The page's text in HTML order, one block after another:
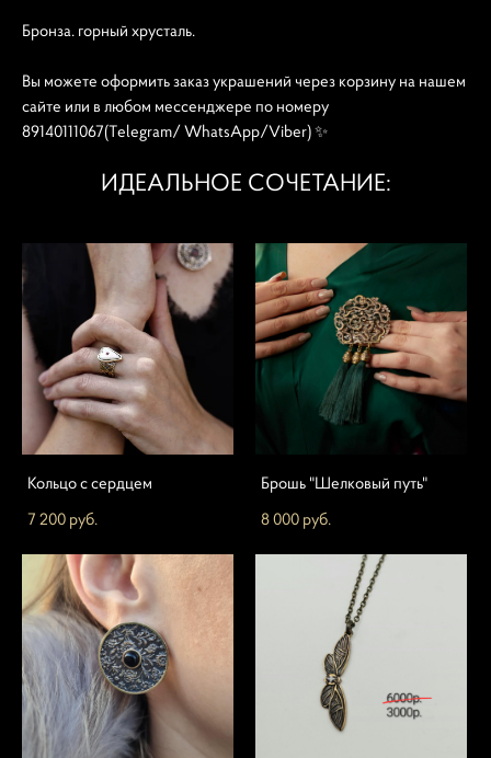
Бронза. горный хрусталь.
Вы можете оформить заказ украшений через корзину на нашем
сайте или в любом мессенджере по номеру
89140111067(Telegram/ WhatsApp/Viber) ✨
ИДЕАЛЬНОЕ СОЧЕТАНИЕ:
Кольцо с сердцем
7 200 pуб.
Брошь "Шелковый путь"
8 000 pуб.